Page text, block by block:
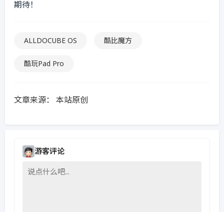
期待！
ALLDOCUBE OS 酷比魔方
酷玩Pad Pro
文章来源： 本站原创
游客评论